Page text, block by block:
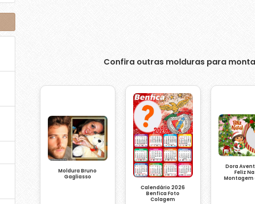
Confira outras molduras para
Moldura Bruno
Gagliasso
Calendário 2026
Benfica Foto
Colagem
Dora
Feliz
Montagem